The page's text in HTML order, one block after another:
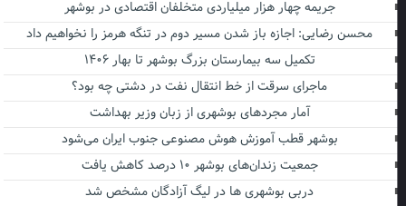
جریمه چهار هزار میلیاردی متخلفان اقتصادی در بوشهر
محسن رضایی: اجازه باز شدن مسیر دوم در تنگه هرمز را نخواهیم داد
تکمیل سه بیمارستان بزرگ بوشهر تا بهار ۱۴۰۶
ماجرای سرقت از خط انتقال نفت در دشتی چه بود؟
آمار مجردهای بوشهری از زبان وزیر بهداشت
بوشهر قطب آموزش هوش مصنوعی جنوب ایران می‌شود
جمعیت زندان‌های بوشهر ۱۰ درصد کاهش یافت
دربی بوشهری ها در لیگ آزادگان مشخص شد